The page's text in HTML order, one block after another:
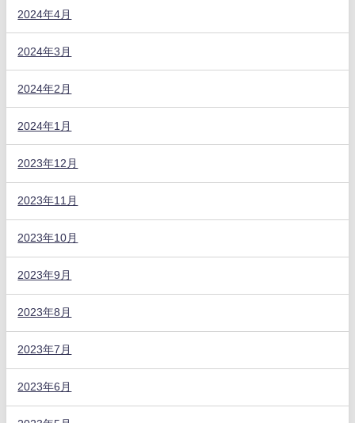
2024年4月
2024年3月
2024年2月
2024年1月
2023年12月
2023年11月
2023年10月
2023年9月
2023年8月
2023年7月
2023年6月